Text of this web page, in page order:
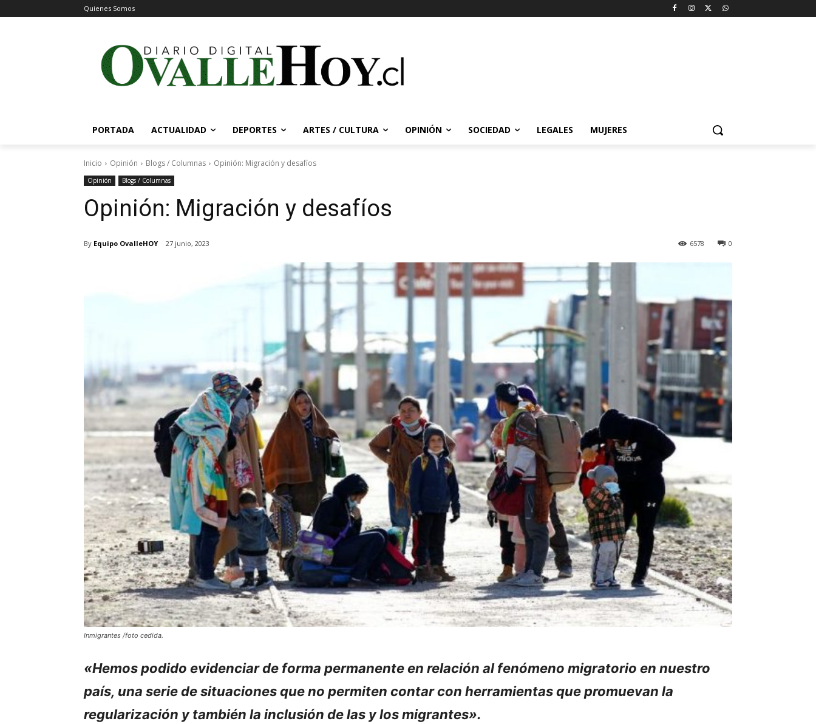
Quienes Somos
PORTADA ACTUALIDAD DEPORTES ARTES / CULTURA OPINIÓN SOCIEDAD LEGALES MUJERES
Inicio Opinión Blogs / Columnas Opinión: Migración y desafíos
Opinión Blogs / Columnas
Opinión: Migración y desafíos
By Equipo OvalleHOY 27 junio, 2023 0
6578
Inmigrantes /foto cedida.
«Hemos podido evidenciar de forma permanente en relación al fenómeno migratorio en nuestro
país, una serie de situaciones que no permiten contar con herramientas que promuevan la
regularización y también la inclusión de las y los migrantes».